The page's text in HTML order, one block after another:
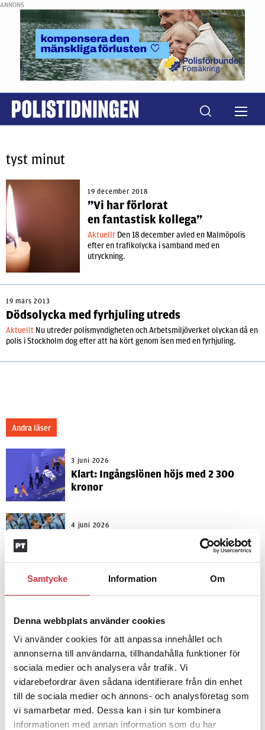
Samtycke Information Om
Denna webbplats använder cookies
Vi använder cookies för att anpassa innehållet och
annonserna till användarna, tillhandahålla funktioner för
sociala medier och analysera vår trafik. Vi
vidarebefordrar även sådana identifierare från din enhet
till de sociala medier och annons- och analysföretag som
vi samarbetar med. Dessa kan i sin tur kombinera
informationen med annan information som du har
ANNONS
tyst minut
19 december 2018
”Vi har förlorat
en fantastisk kollega”
Aktuellt Den 18 december avled en Malmöpolis
efter en trafikolycka i samband med en
utryckning.
19 mars 2013
Dödsolycka med fyrhjuling utreds
Aktuellt Nu utreder polismyndigheten och Arbetsmiljöverket olyckan då en
polis i Stockholm dog efter att ha kört genom isen med en fyrhjuling.
Andra läser
3 juni 2026
Klart: Ingångslönen höjs med 2 300
kronor
4 juni 2026
Miljoner i sjön –
polisaspiranter underkänns på
godtyckliga grunder
Jens Mårtensson:Snart 20 år i tjänst
– nu ska han lära sig grunderna
4 juni 2026
Polisregionen erkänner fel: ”Kommer
att rättas till”